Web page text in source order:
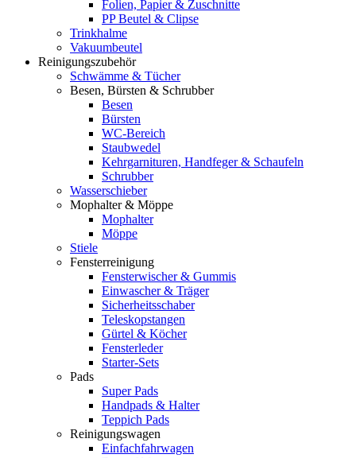
Folien, Papier & Zuschnitte
PP Beutel & Clipse
Trinkhalme
Vakuumbeutel
Reinigungszubehör
Schwämme & Tücher
Besen, Bürsten & Schrubber
Besen
Bürsten
WC-Bereich
Staubwedel
Kehrgarnituren, Handfeger & Schaufeln
Schrubber
Wasserschieber
Mophalter & Möppe
Mophalter
Möppe
Stiele
Fensterreinigung
Fensterwischer & Gummis
Einwascher & Träger
Sicherheitsschaber
Teleskopstangen
Gürtel & Köcher
Fensterleder
Starter-Sets
Pads
Super Pads
Handpads & Halter
Teppich Pads
Reinigungswagen
Einfachfahrwagen